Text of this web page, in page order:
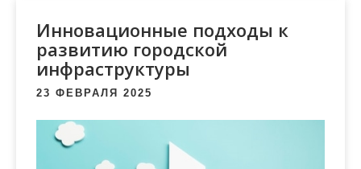
Инновационные подходы к
развитию городской
инфраструктуры
23 ФЕВРАЛЯ 2025